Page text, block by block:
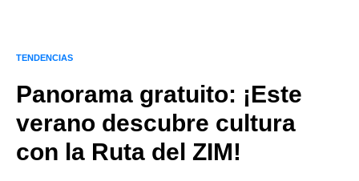
TENDENCIAS
Panorama gratuito: ¡Este
verano descubre cultura
con la Ruta del ZIM!